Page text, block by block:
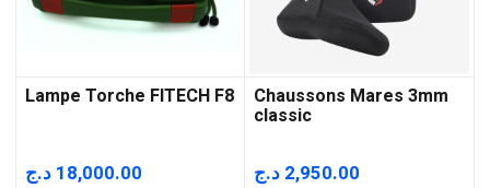
Lampe Torche FITECH F8
18,000.00 د.ج
Chaussons Mares 3mm
classic
2,950.00 د.ج